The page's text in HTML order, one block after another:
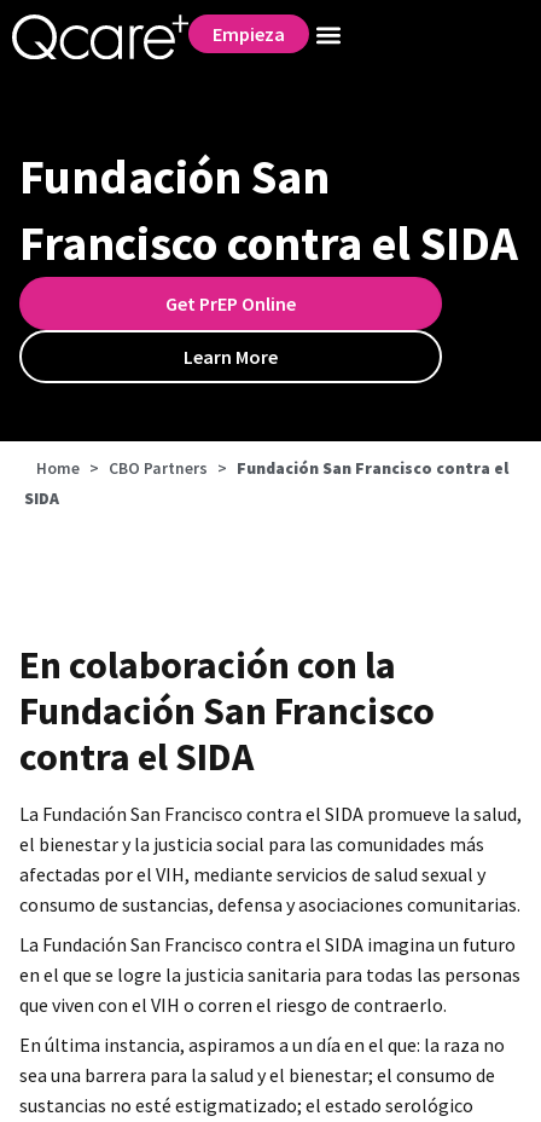
Empieza
Fundación San
Francisco contra el SIDA
Get PrEP Online
Learn More
Home > CBO Partners > Fundación San Francisco contra el
SIDA
En colaboración con la
Fundación San Francisco
contra el SIDA
La Fundación San Francisco contra el SIDA promueve la salud,
el bienestar y la justicia social para las comunidades más
afectadas por el VIH, mediante servicios de salud sexual y
consumo de sustancias, defensa y asociaciones comunitarias.
La Fundación San Francisco contra el SIDA imagina un futuro
en el que se logre la justicia sanitaria para todas las personas
que viven con el VIH o corren el riesgo de contraerlo.
En última instancia, aspiramos a un día en el que: la raza no
sea una barrera para la salud y el bienestar; el consumo de
sustancias no esté estigmatizado; el estado serológico